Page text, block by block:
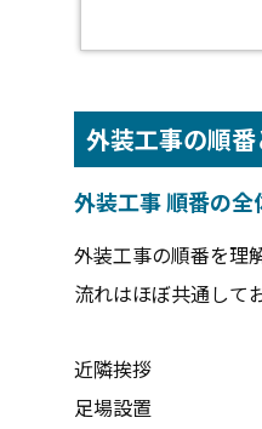
外装工事の順
外装工事 順番の
外装工事の順番を理
流れはほぼ共通して
近隣挨拶
足場設置